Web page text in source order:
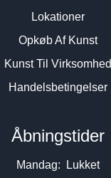
Lokationer
Opkøb Af Kunst
Kunst Til Virksomhed
Handelsbetingelser
Åbningstider
Mandag: Lukket